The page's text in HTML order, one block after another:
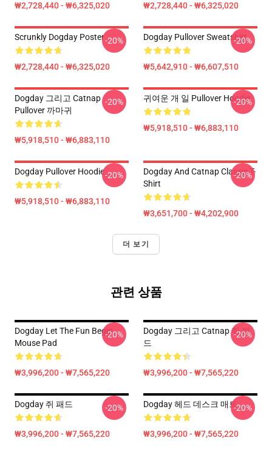
₩2,728,440 - ₩6,325,020 ₩2,728,440 - ₩6,325,020
Scrunkly Dogday Poster
₩2,728,440 - ₩6,325,020
-20% Dogday Pullover Sweatshirt
₩5,642,910 - ₩6,607,510
-20%
Dogday 그리고 Catnap
Pullover 까마귀
₩5,918,510 - ₩6,883,110
-20% 귀여운 개 일 Pullover Hoodie
₩5,918,510 - ₩6,883,110
-20%
Dogday Pullover Hoodie
₩5,918,510 - ₩6,883,110
-20%
Dogday And Catnap Classic T-
Shirt
₩3,651,700 - ₩4,202,900
-20%
더 보기
관련 상품
Dogday Let The Fun Begin
Mouse Pad
₩3,996,200 - ₩7,565,220
-20%
Dogday 그리고 Catnap 쥐 패
드
₩3,996,200 - ₩7,565,220
-20%
Dogday 쥐 패드
₩3,996,200 - ₩7,565,220
-20% Dogday 헤드 데스크 매트
₩3,996,200 - ₩7,565,220
-20%